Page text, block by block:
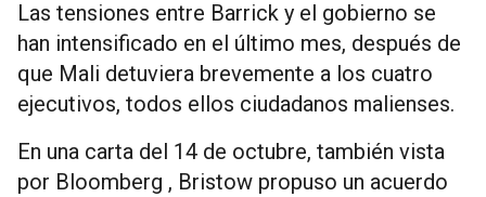
Las tensiones entre Barrick y el gobierno se
han intensificado en el último mes, después de
que Mali detuviera brevemente a los cuatro
ejecutivos, todos ellos ciudadanos malienses.
En una carta del 14 de octubre, también vista
por Bloomberg , Bristow propuso un acuerdo